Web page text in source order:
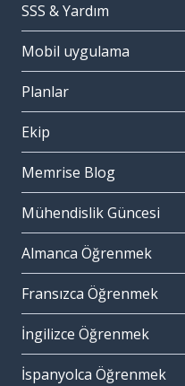
SSS & Yardım
Mobil uygulama
Planlar
Ekip
Memrise Blog
Mühendislik Güncesi
Almanca Öğrenmek
Fransızca Öğrenmek
İngilizce Öğrenmek
İspanyolca Öğrenmek